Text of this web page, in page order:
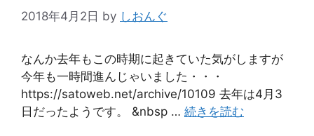
2018年4月2日 by しおんぐ
なんか去年もこの時期に起きていた気がしますが
今年も一時間進んじゃいました・・・
https://satoweb.net/archive/10109 去年は4月3
日だったようです。 &nbsp … 続きを読む